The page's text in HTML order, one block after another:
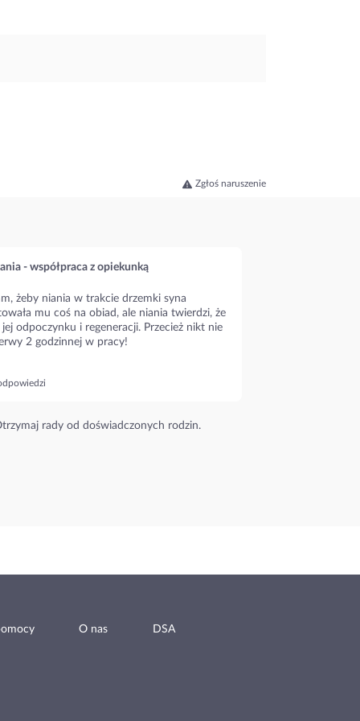
Zgłoś naruszenie
- współpraca z opiekunką
żeby niania w trakcie drzemki syna
mu coś na obiad, ale niania twierdzi, że
odpoczynku i regeneracji. Przecież nikt nie
2 godzinnej w pracy!
rady od doświadczonych rodzin.
O nas DSA